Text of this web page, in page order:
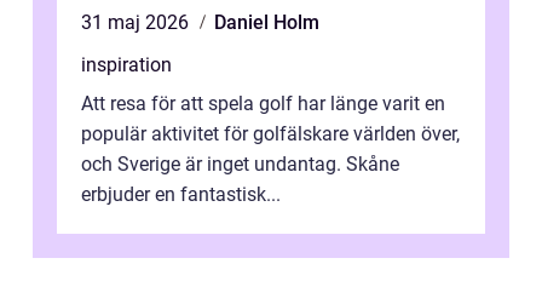
31 maj 2026
Daniel Holm
inspiration
Att resa för att spela golf har länge varit en
populär aktivitet för golfälskare världen över,
och Sverige är inget undantag. Skåne
erbjuder en fantastisk...